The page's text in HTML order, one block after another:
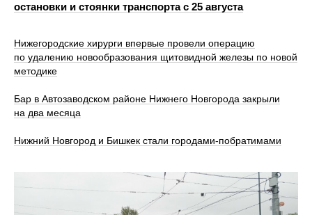
остановки и стоянки транспорта с 25 августа
Нижегородские хирурги впервые провели операцию
по удалению новообразования щитовидной железы по новой
методике
Бар в Автозаводском районе Нижнего Новгорода закрыли
на два месяца
Нижний Новгород и Бишкек стали городами-побратимами